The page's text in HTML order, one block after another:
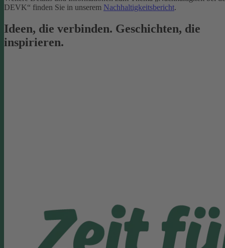
DEVK“ finden Sie in unserem Nachhaltigkeitsbericht.
Ideen, die verbinden. Geschichten, die
inspirieren.